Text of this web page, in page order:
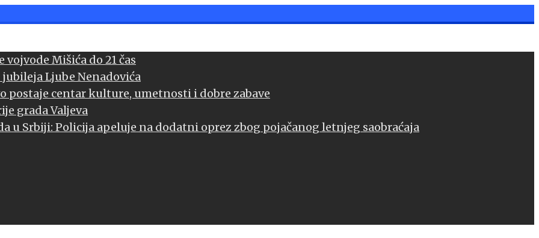
Mišića do 21 čas
Ljube Nenadovića
postaje centar kulture, umetnosti i dobre zabave
grada Valjeva
u Srbiji: Policija apeluje na dodatni oprez zbog pojačanog letnjeg saobraćaja